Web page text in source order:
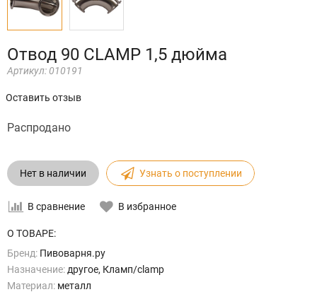
Отвод 90 CLAMP 1,5 дюйма
Артикул: 010191
Оставить отзыв
Распродано
Нет в наличии Узнать о поступлении
В сравнение В избранное
О ТОВАРЕ:
Бренд: Пивоварня.ру
Назначение: другое, Кламп/clamp
Материал: металл